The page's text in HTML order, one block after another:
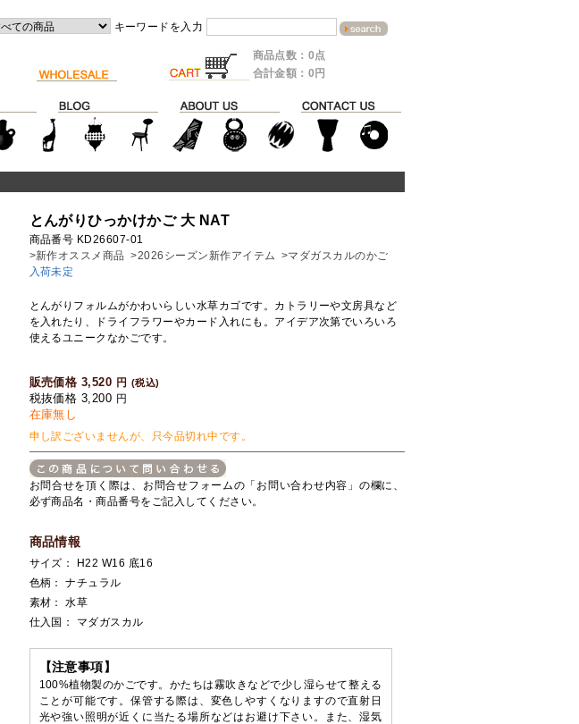
キーワードを入力
商品点数：0点
合計金額：0円
とんがりひっかけかご 大 NAT
商品番号 KD26607-01
>新作オススメ商品 >2026シーズン新作アイテム >マダガスカルのかご
入荷未定
とんがりフォルムがかわいらしい水草カゴです。カトラリーや文房具など
を入れたり、ドライフラワーやカード入れにも。アイデア次第でいろいろ
使えるユニークなかごです。
販売価格 3,520 円 (税込)
税抜価格 3,200 円
在庫無し
申し訳ございませんが、只今品切れ中です。
お問合せを頂く際は、お問合せフォームの「お問い合わせ内容」の欄に、
必ず商品名・商品番号をご記入してください。
商品情報
サイズ： H22 W16 底16
色柄： ナチュラル
素材： 水草
仕入国： マダガスカル
【注意事項】
100%植物製のかごです。かたちは霧吹きなどで少し湿らせて整える
ことが可能です。保管する際は、変色しやすくなりますので直射日
光や強い照明が近くに当たる場所などはお避け下さい。また、湿気